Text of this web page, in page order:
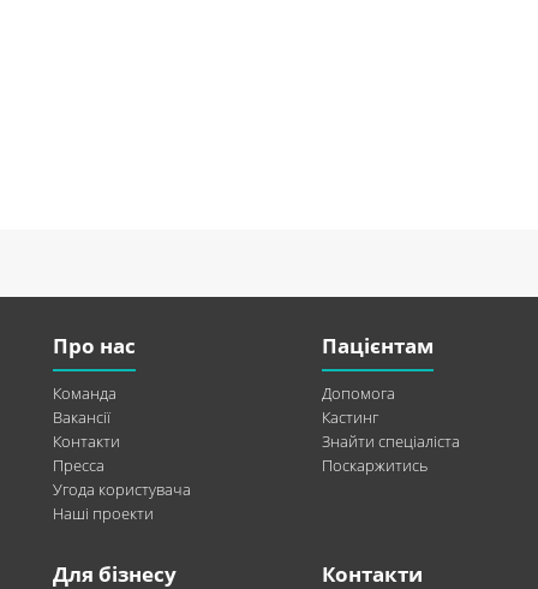
Про нас
Команда
Вакансії
Контакти
Пресса
Угода користувача
Наші проекти
Пацієнтам
Допомога
Кастинг
Знайти спеціаліста
Поскаржитись
Для бізнесу Контакти